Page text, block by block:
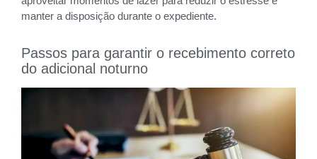
manter a disposição durante o expediente.
Passos para garantir o recebimento correto
do adicional noturno